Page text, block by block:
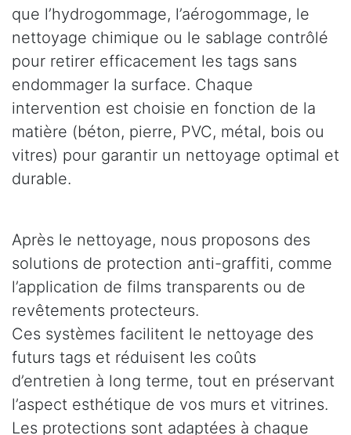
que l’hydrogommage, l’aérogommage, le
nettoyage chimique ou le sablage contrôlé
pour retirer efficacement les tags sans
endommager la surface. Chaque
intervention est choisie en fonction de la
matière (béton, pierre, PVC, métal, bois ou
vitres) pour garantir un nettoyage optimal et
durable.
Après le nettoyage, nous proposons des
solutions de protection anti-graffiti, comme
l’application de films transparents ou de
revêtements protecteurs.
Ces systèmes facilitent le nettoyage des
futurs tags et réduisent les coûts
d’entretien à long terme, tout en préservant
l’aspect esthétique de vos murs et vitrines.
Les protections sont adaptées à chaque